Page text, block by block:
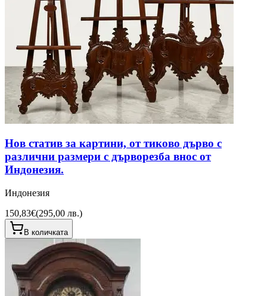
Нов статив за картини, от тиково дърво с
различни размери с дърворезба внос от
Индонезия.
Индонезия
150,83€(295,00 лв.)
В количката